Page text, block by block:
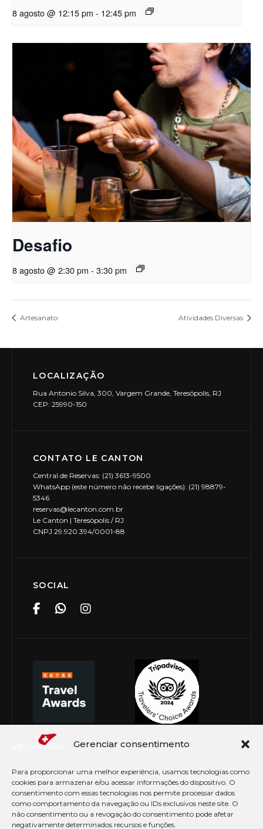
Gerenciar consentimento
Para proporcionar uma melhor experiência, usamos tecnologias como
cookies para armazenar e/ou acessar informações do dispositivo. O
consentimento com essas tecnologias nos permite processar dados
como comportamento da navegação ou IDs exclusivos neste site. O
não consentimento ou a revogação do consentimento pode afetar
negativamente determinados recursos e funções.
8 agosto @ 12:15 pm - 12:45 pm
Desafio
8 agosto @ 2:30 pm - 3:30 pm
Artesanato Atividades Diversas
LOCALIZAÇÃO
Rua Antonio Silva, 300, Vargem Grande, Teresópolis, RJ
CEP: 25990-150
CONTATO LE CANTON
Central de Reservas: (21) 3613-9500
WhatsApp (este número não recebe ligações): (21) 98879-
5346
reservas@lecanton.com.br
Le Canton | Teresópolis / RJ
CNPJ 29.920.394/0001-88
SOCIAL
© Copyright 2026 Le Canton. Todos os direitos